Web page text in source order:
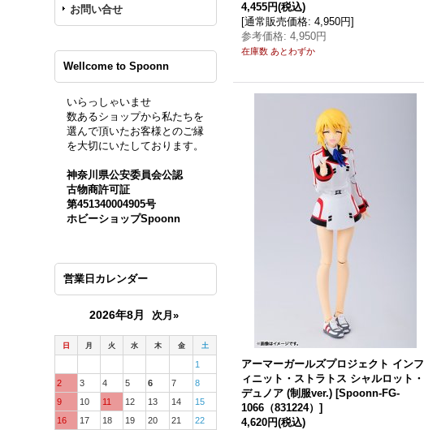
お問い合せ
Wellcome to Spoonn
いらっしゃいませ
数あるショップから私たちを
選んで頂いたお客様とのご縁
を大切にいたしております。
神奈川県公安委員会公認
古物商許可証
第451340004905号
ホビーショップSpoonn
営業日カレンダー
2026年8月 次月»
日 月 火 水 木 金 土
1
2
3 4 5 6 7
8
9
10 11 12 13 14
15
16
17 18 19 20 21
22
4,455円(税込)
[通常販売価格: 4,950円]
参考価格: 4,950円
在庫数 あとわずか
アーマーガールズプロジェクト インフ
ィニット・ストラトス シャルロット・
デュノア (制服ver.) [Spoonn-FG-
1066（831224）]
4,620円(税込)